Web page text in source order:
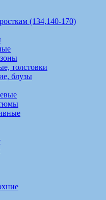
(134,140-170)
толстовки
блузы